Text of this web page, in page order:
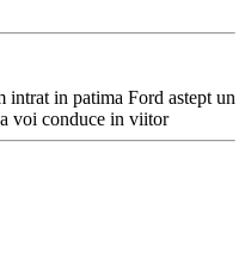
intrat in patima Ford astept un
voi conduce in viitor